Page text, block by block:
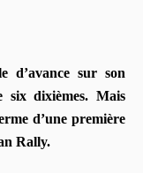
d’avance sur son
six dixièmes. Mais
d’une première
Rally.